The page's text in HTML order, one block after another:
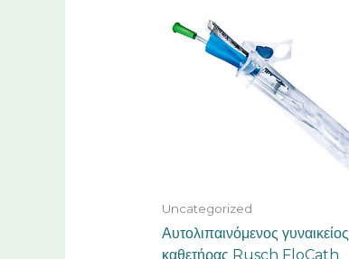
Uncategorized
Αυτολιπαινόμενος γυναικείος
καθετήρας Rusch FloCath